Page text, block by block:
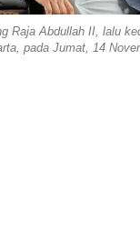
Raja Abdullah II, lalu
pada Jumat, 14